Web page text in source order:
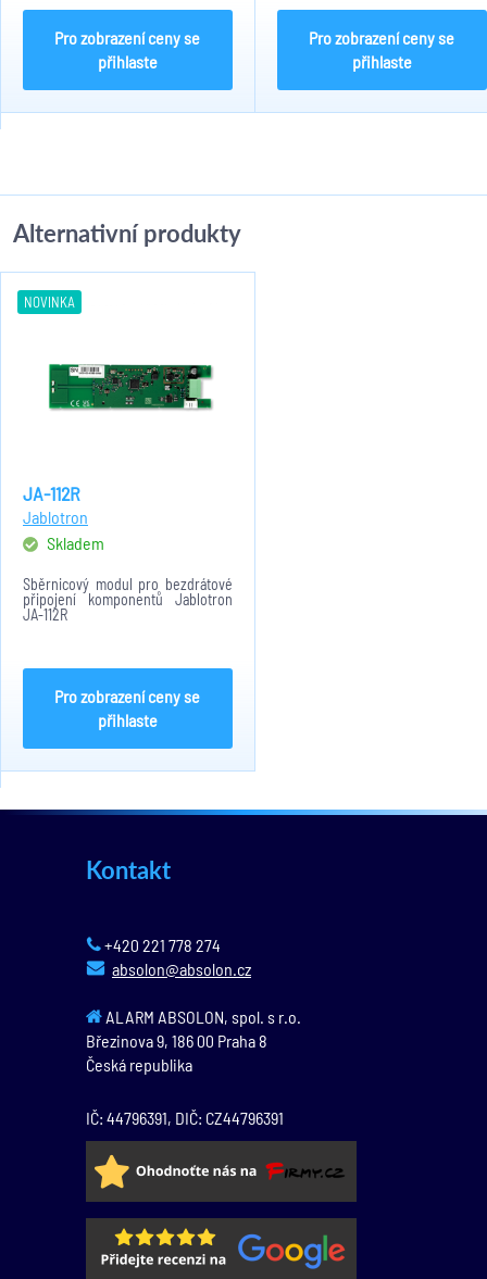
součástí balení!
Pro zobrazení ceny se
přihlaste
Pro zobrazení ceny se
přihlaste
Alternativní produkty
NOVINKA
JA-112R
Jablotron
Skladem
Sběrnicový modul pro bezdrátové
připojení komponentů Jablotron
JA-112R
Pro zobrazení ceny se
přihlaste
Kontakt
+420 221 778 274
absolon@absolon.cz
ALARM ABSOLON, spol. s r.o.
Březinova 9, 186 00 Praha 8
Česká republika
IČ: 44796391, DIČ: CZ44796391